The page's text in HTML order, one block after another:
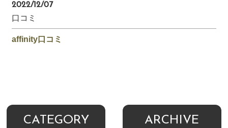
2022/12/07
口コミ
affinity口コミ
CATEGORY ARCHIVE